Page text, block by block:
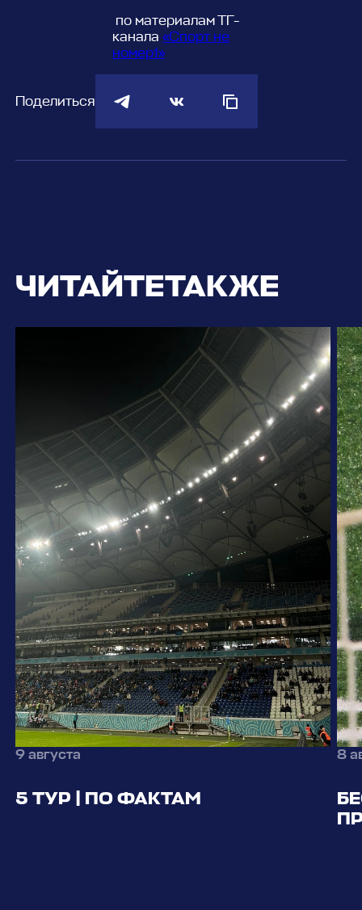
по материалам ТГ-
канала«Спорт не
номер1»
Поделиться
ЧИТАЙТЕТАКЖЕ
9 августа
5 ТУР | ПО ФАКТАМ
8